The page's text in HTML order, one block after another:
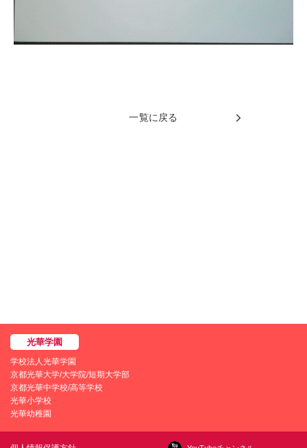
一覧に戻る
学校法人光華学園
京都光華大学/大学院/短期大学部
京都光華中学校/高等学校
光華小学校
光華幼稚園